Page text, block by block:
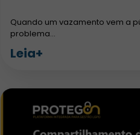
Quando um vazamento vem a
problema…
Leia+